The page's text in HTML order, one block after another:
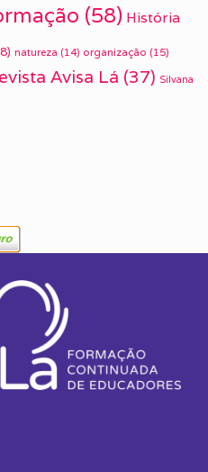
(58) História
natureza (14) organização (15)
Avisa Lá (37) Silvana